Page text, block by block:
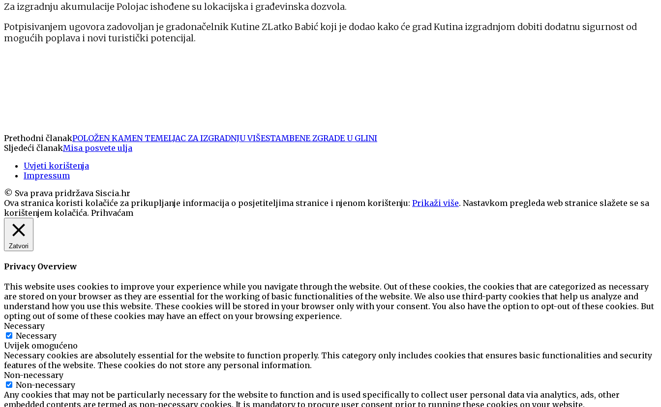
Za izgradnju akumulacije Polojac ishođene su lokacijska i građevinska dozvola.
Potpisivanjem ugovora zadovoljan je gradonačelnik Kutine ZLatko Babić koji je dodao kako će grad Kutina izgradnjom dobiti dodatnu sigurnost od
mogućih poplava i novi turistički potencijal.
Prethodni članakPOLOŽEN KAMEN TEMELJAC ZA IZGRADNJU VIŠESTAMBENE ZGRADE U GLINI
Sljedeći članakMisa posvete ulja
Uvjeti korištenja
Impressum
© Sva prava pridržava Siscia.hr
Ova stranica koristi kolačiće za prikupljanje informacija o posjetiteljima stranice i njenom korištenju: Prikaži više. Nastavkom pregleda web stranice slažete se sa
korištenjem kolačića. Prihvaćam
Zatvori
Privacy Overview
This website uses cookies to improve your experience while you navigate through the website. Out of these cookies, the cookies that are categorized as necessary
are stored on your browser as they are essential for the working of basic functionalities of the website. We also use third-party cookies that help us analyze and
understand how you use this website. These cookies will be stored in your browser only with your consent. You also have the option to opt-out of these cookies. But
opting out of some of these cookies may have an effect on your browsing experience.
Necessary
Necessary
Uvijek omogućeno
Necessary cookies are absolutely essential for the website to function properly. This category only includes cookies that ensures basic functionalities and security
features of the website. These cookies do not store any personal information.
Non-necessary
Non-necessary
Any cookies that may not be particularly necessary for the website to function and is used specifically to collect user personal data via analytics, ads, other
embedded contents are termed as non-necessary cookies. It is mandatory to procure user consent prior to running these cookies on your website.